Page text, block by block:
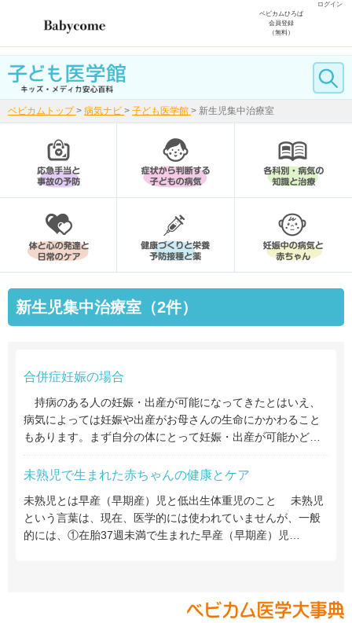
ログイン
ベビカムひろば
会員登録
（無料）
ベビカムトップ > 病気ナビ > 子ども医学館 > 新生児集中治療室
新生児集中治療室（2件）
合併症妊娠の場合
持病のある人の妊娠・出産が可能になってきたとはいえ、
病気によっては妊娠や出産がお母さんの生命にかかわること
もあります。まず自分の体にとって妊娠・出産が可能かど…
未熟児で生まれた赤ちゃんの健康とケア
未熟児とは早産（早期産）児と低出生体重児のこと 未熟児
という言葉は、現在、医学的には使われていませんが、一般
的には、①在胎37週未満で生まれた早産（早期産）児…